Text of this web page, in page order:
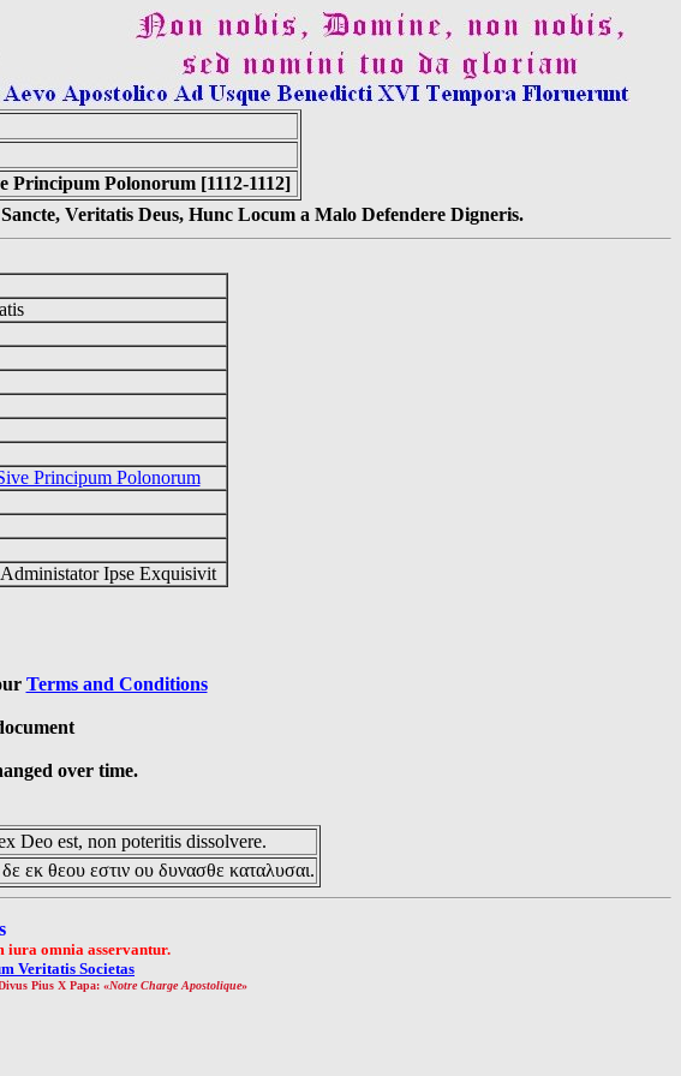
Principum Polonorum [1112-1112]
Veritatis Deus, Hunc Locum a Malo Defendere Digneris.
Principum Polonorum
Ipse Exquisivit
Terms and Conditions
over time.
Deo est, non poteritis dissolvere.
εκ θεου εστιν ου δυνασθε καταλυσαι.
iura omnia asservantur.
Veritatis Societas
Pius X Papa: «Notre Charge Apostolique»